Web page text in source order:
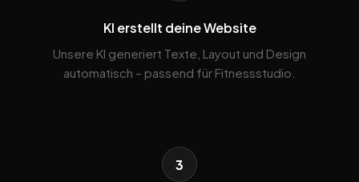
KI erstellt deine Website
Unsere KI generiert Texte, Layout und Design
automatisch – passend für Fitnessstudio.
3